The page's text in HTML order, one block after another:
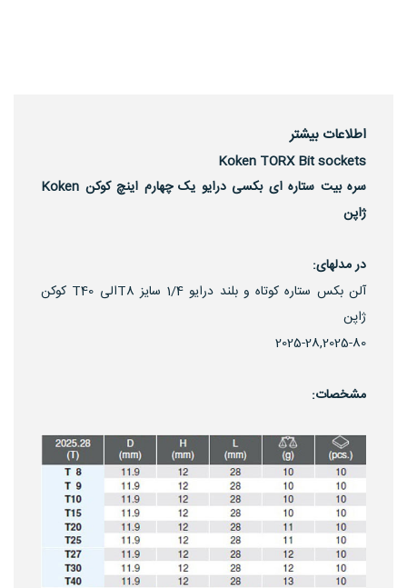
اطلاعات بیشتر
Koken TORX Bit sockets
سره بیت ستاره ای بکسی درایو یک چهارم اینچ کوکن Koken
ژاپن
در مدلهای:
آلن بکس ستاره کوتاه و بلند درایو 1/4 سایز T8الی T40 کوکن
ژاپن
2025-28,2025-80
مشخصات: